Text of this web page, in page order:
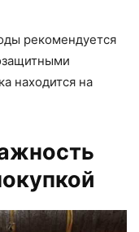
рекомендуется
находится на